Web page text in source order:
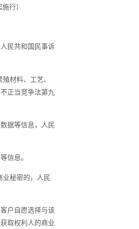
行）
民共和国民事诉
材料、工艺、
正当竞争法第九
据等信息，人民
信息。
业秘密的，人民
户自愿选择与该
取权利人的商业